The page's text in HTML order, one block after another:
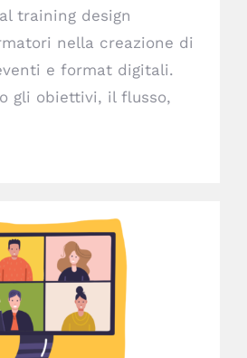
training design
nella creazione di
e format digitali.
gli obiettivi, il flusso,
in remoto:
e applicazioni